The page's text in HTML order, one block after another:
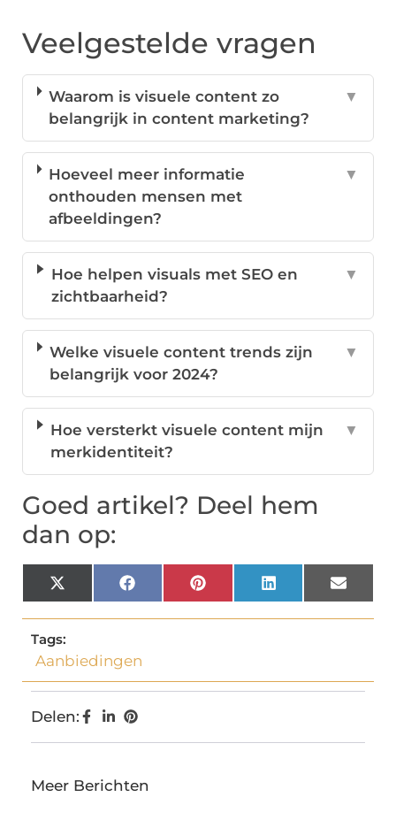
Veelgestelde vragen
Waarom is visuele content zo
belangrijk in content marketing?
▼
Hoeveel meer informatie
onthouden mensen met
afbeeldingen?
▼
Hoe helpen visuals met SEO en
zichtbaarheid?
▼
Welke visuele content trends zijn
belangrijk voor 2024?
▼
Hoe versterkt visuele content mijn
merkidentiteit?
▼
Goed artikel? Deel hem
dan op:
X
(Twitter)
FacebookPinterestLinkedInEmail
Tags:
Aanbiedingen
Delen:
Meer Berichten